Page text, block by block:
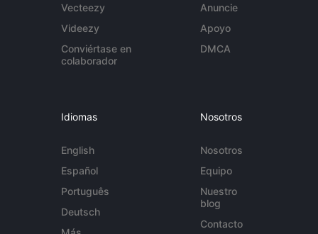
Vecteezy
Videezy
Conviértase en
colaborador
Anuncie
Apoyo
DMCA
Idiomas
English
Español
Português
Deutsch
Nosotros
Nosotros
Equipo
Nuestro
blog
Contacto